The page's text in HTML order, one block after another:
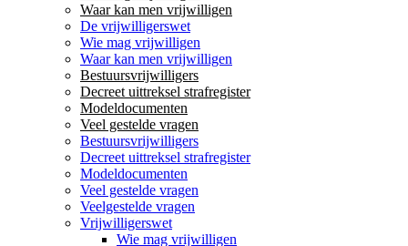
Waar kan men vrijwilligen
De vrijwilligerswet
Wie mag vrijwilligen
Waar kan men vrijwilligen
Bestuursvrijwilligers
Decreet uittreksel strafregister
Modeldocumenten
Veel gestelde vragen
Bestuursvrijwilligers
Decreet uittreksel strafregister
Modeldocumenten
Veel gestelde vragen
Veelgestelde vragen
Vrijwilligerswet
Wie mag vrijwilligen